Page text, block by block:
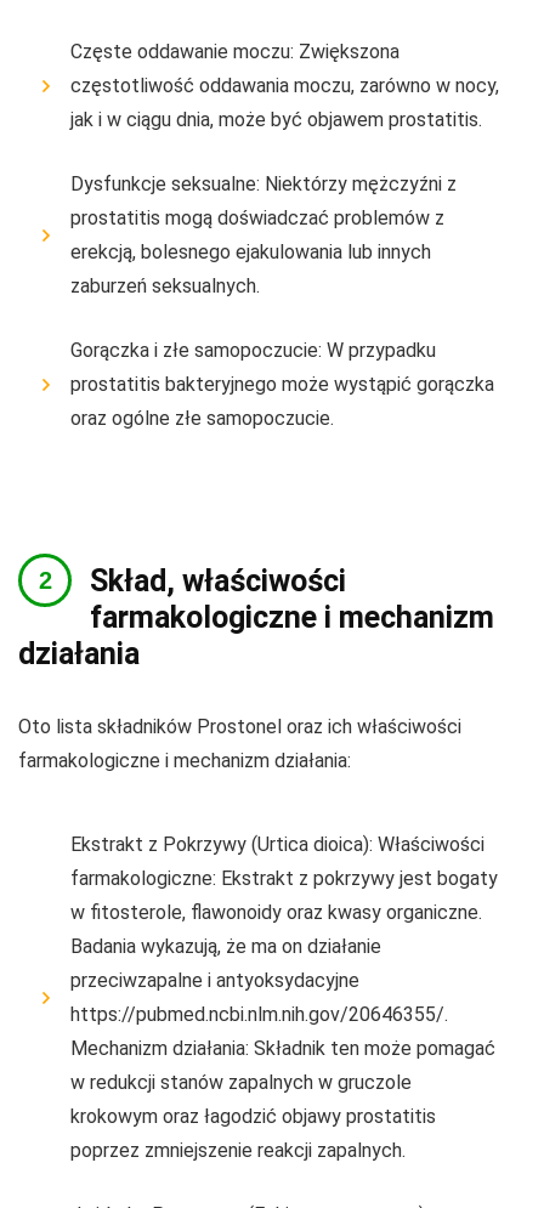
Częste oddawanie moczu: Zwiększona
częstotliwość oddawania moczu, zarówno w nocy,
jak i w ciągu dnia, może być objawem prostatitis.
Dysfunkcje seksualne: Niektórzy mężczyźni z
prostatitis mogą doświadczać problemów z
erekcją, bolesnego ejakulowania lub innych
zaburzeń seksualnych.
Gorączka i złe samopoczucie: W przypadku
prostatitis bakteryjnego może wystąpić gorączka
oraz ogólne złe samopoczucie.
Skład, właściwości
farmakologiczne i mechanizm
działania
Oto lista składników Prostonel oraz ich właściwości
farmakologiczne i mechanizm działania:
Ekstrakt z Pokrzywy (Urtica dioica): Właściwości
farmakologiczne: Ekstrakt z pokrzywy jest bogaty
w fitosterole, flawonoidy oraz kwasy organiczne.
Badania wykazują, że ma on działanie
przeciwzapalne i antyoksydacyjne
https://pubmed.ncbi.nlm.nih.gov/20646355/.
Mechanizm działania: Składnik ten może pomagać
w redukcji stanów zapalnych w gruczole
krokowym oraz łagodzić objawy prostatitis
poprzez zmniejszenie reakcji zapalnych.